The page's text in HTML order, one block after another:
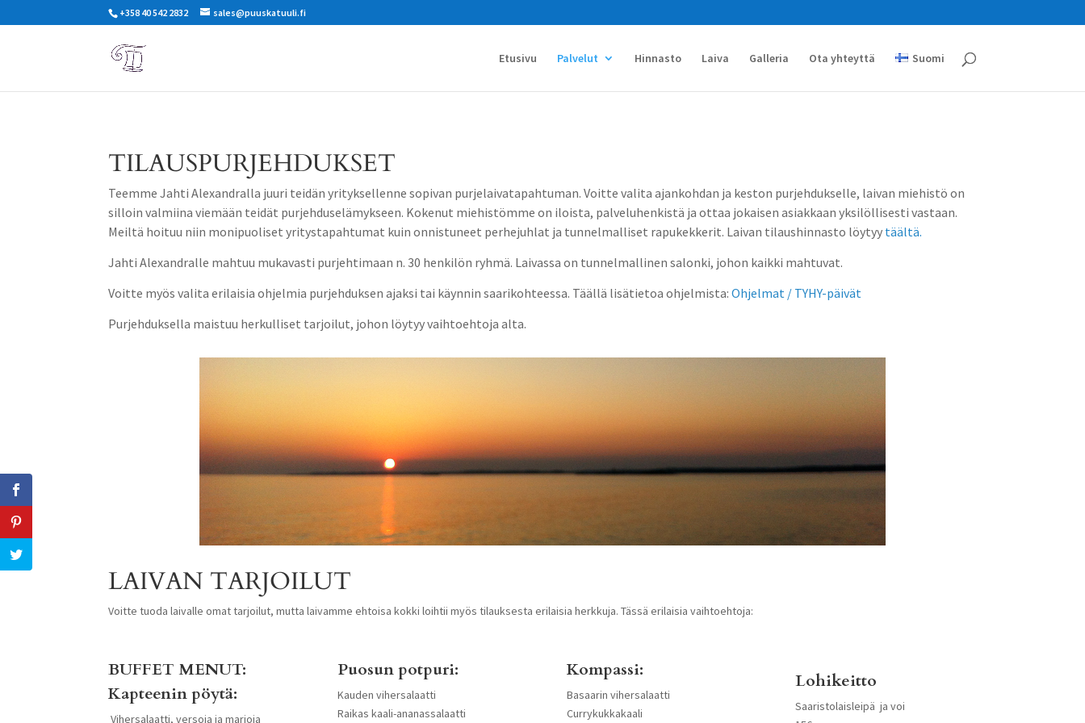
+358 40 542 2832 sales@puuskatuuli.fi
Etusivu Palvelut Hinnasto Laiva Galleria Ota yhteyttä Suomi
TILAUSPURJEHDUKSET
Teemme Jahti Alexandralla juuri teidän yrityksellenne sopivan purjelaivatapahtuman. Voitte valita ajankohdan ja keston purjehdukselle, laivan miehistö on
silloin valmiina viemään teidät purjehduselämykseen. Kokenut miehistömme on iloista, palveluhenkistä ja ottaa jokaisen asiakkaan yksilöllisesti vastaan.
Meiltä hoituu niin monipuoliset yritystapahtumat kuin onnistuneet perhejuhlat ja tunnelmalliset rapukekkerit. Laivan tilaushinnasto löytyy täältä.
Jahti Alexandralle mahtuu mukavasti purjehtimaan n. 30 henkilön ryhmä. Laivassa on tunnelmallinen salonki, johon kaikki mahtuvat.
Voitte myös valita erilaisia ohjelmia purjehduksen ajaksi tai käynnin saarikohteessa. Täällä lisätietoa ohjelmista:Ohjelmat / TYHY-päivät
Purjehduksella maistuu herkulliset tarjoilut, johon löytyy vaihtoehtoja alta.
LAIVAN TARJOILUT
Voitte tuoda laivalle omat tarjoilut, mutta laivamme ehtoisa kokki loihtii myös tilauksesta erilaisia herkkuja. Tässä erilaisia vaihtoehtoja:
BUFFET MENUT:
Kapteenin pöytä:
Vihersalaatti, versoja ja marjoja
Puosun potpuri:
Kauden vihersalaatti
Raikas kaali-ananassalaatti
Kompassi:
Basaarin vihersalaatti
Currykukkakaali
Lohikeitto
Saaristolaisleipä ja voi